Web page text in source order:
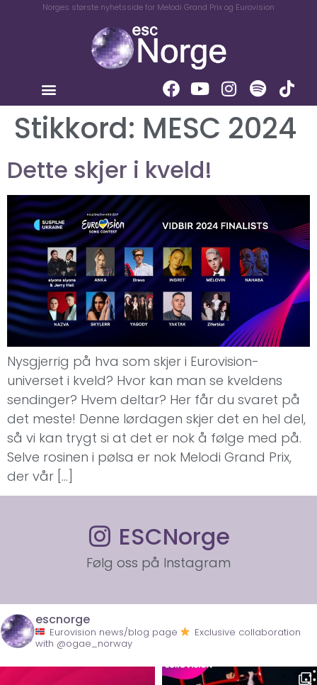
Norges største nyhetsside for Melodi Grand Prix og Eurovision
Stikkord: MESC 2024
Dette skjer i kveld!
Nysgjerrig på hva som skjer i Eurovision-
universet i kveld? Hvor kan man se kveldens
sendinger? Hvem deltar? Her får du svaret på
det meste! Denne lørdagen skjer det en hel del,
så vi kan trygt si at det er nok å følge med på.
Selve rosinen i pølsa er nok Melodi Grand Prix,
der vår […]
ESCNorge
Følg oss på Instagram
escnorge
Eurovision news/blog page
Exclusive collaboration
with @ogae_norway